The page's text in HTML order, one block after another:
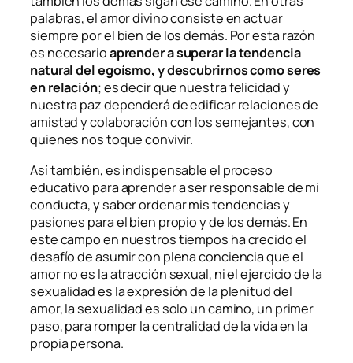
palabras, el amor divino consiste en actuar
siempre por el bien de los demás. Por esta razón
es necesarioaprender a superar la tendencia
natural del egoísmo, y descubrirnos como seres
en relación; es decir que nuestra felicidad y
nuestra paz dependerá de edificar relaciones de
amistad y colaboración con los semejantes, con
quienes nos toque convivir.
Así también, es indispensable el proceso
educativo para aprender a ser responsable de mi
conducta, y saber ordenar mis tendencias y
pasiones para el bien propio y de los demás. En
este campo en nuestros tiempos ha crecido el
desafío de asumir con plena conciencia que el
amor no es la atracción sexual, ni el ejercicio de la
sexualidad es la expresión de la plenitud del
amor, la sexualidad es solo un camino, un primer
paso, para romper la centralidad de la vida en la
propia persona.